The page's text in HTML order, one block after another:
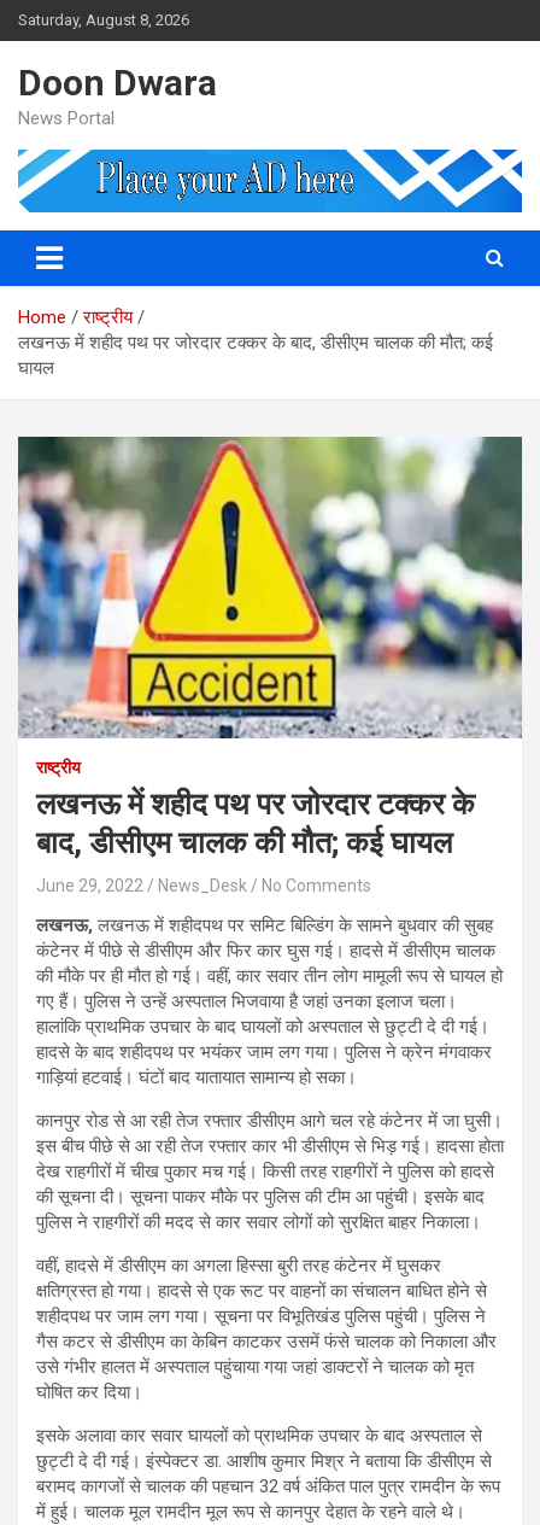
Skip
to
Saturday, August 8, 2026
Doon Dwara
News Portal
Home
राष्ट्रीय
लखनऊ में शहीद पथ पर जोरदार टक्कर के बाद, डीसीएम चालक की मौत; कई
घायल
राष्ट्रीय
लखनऊ में शहीद पथ पर जोरदार टक्कर के
बाद, डीसीएम चालक की मौत; कई घायल
June 29, 2022 News_Desk No Comments
लखनऊ,लखनऊ में शहीदपथ पर समिट बिल्डिंग के सामने बुधवार की सुबह
कंटेनर में पीछे से डीसीएम और फिर कार घुस गई। हादसे में डीसीएम चालक
की मौके पर ही मौत हो गई। वहीं, कार सवार तीन लोग मामूली रूप से घायल हो
गए हैं। पुलिस ने उन्‍हें अस्‍पताल भिजवाया है जहां उनका इलाज चला।
हालांकि प्राथमिक उपचार के बाद घायलों को अस्‍पताल से छुट्टी दे दी गई।
हादसे के बाद शहीदपथ पर भयंकर जाम लग गया। पुलिस ने क्रेन मंगवाकर
गाड़ियां हटवाई। घंटों बाद यातायात सामान्य हो सका।
कानपुर रोड से आ रही तेज रफ्तार डीसीएम आगे चल रहे कंटेनर में जा घुसी।
इस बीच पीछे से आ रही तेज रफ्तार कार भी डीसीएम से भिड़ गई। हादसा होता
देख राहगीरों में चीख पुकार मच गई। किसी तरह राहगीरों ने पुलिस को हादसे
की सूचना दी। सूचना पाकर मौके पर पुलिस की टीम आ पहुंची। इसके बाद
पुलिस ने राहगीरों की मदद से कार सवार लोगों को सुरक्षित बाहर निकाला।
वहीं, हादसे में डीसीएम का अगला हिस्सा बुरी तरह कंटेनर में घुसकर
क्षतिग्रस्त हो गया। हादसे से एक रूट पर वाहनों का संचालन बाधित होने से
शहीदपथ पर जाम लग गया। सूचना पर विभूतिखंड पुलिस पहुंची। पुलिस ने
गैस कटर से डीसीएम का केबिन काटकर उसमें फंसे चालक को निकाला और
उसे गंभीर हालत में अस्पताल पहुंचाया गया जहां डाक्टरों ने चालक को मृत
घोषित कर दिया।
इसके अलावा कार सवार घायलों को प्राथमिक उपचार के बाद अस्पताल से
छुट्टी दे दी गई। इंस्पेक्टर डा. आशीष कुमार मिश्र ने बताया कि डीसीएम से
बरामद कागजों से चालक की पहचान 32 वर्ष अंकित पाल पुत्र रामदीन के रूप
में हुई। चालक मूल रामदीन मूल रूप से कानपुर देहात के रहने वाले थे।